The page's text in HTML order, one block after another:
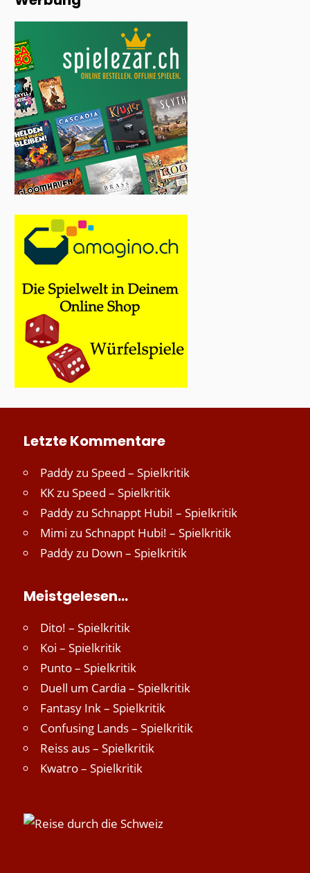
Letzte Kommentare
Paddyzu Speed – Spielkritik
KKzu Speed – Spielkritik
Paddyzu Schnappt Hubi! – Spielkritik
Mimi zu Schnappt Hubi! – Spielkritik
Paddyzu Down – Spielkritik
Meistgelesen…
Dito! – Spielkritik
Koi – Spielkritik
Punto – Spielkritik
Duell um Cardia – Spielkritik
Fantasy Ink – Spielkritik
Confusing Lands – Spielkritik
Reiss aus – Spielkritik
Kwatro – Spielkritik